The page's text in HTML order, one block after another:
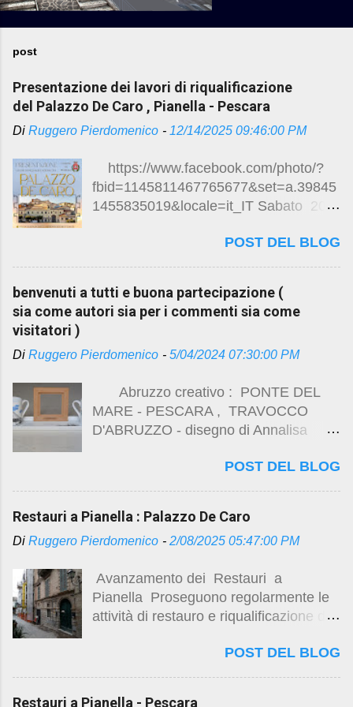
post
Presentazione dei lavori di riqualificazione
del Palazzo De Caro , Pianella - Pescara
Di Ruggero Pierdomenico - 12/14/2025 09:46:00 PM
https://www.facebook.com/photo/?
fbid=1145811467765677&set=a.39845
1455835019&locale=it_IT Sabato 20
Presentazione dei lavori di
riqualificazione del Palazzo De Caro
Visita guidata degli ambienti ristrutturati
Mostra fotografica “Ritorno alla Luce “
Esposizione targhe storiche Brindisi di
Lavori di completamento al palazzo De
di Palazzo De Caro :
https://studio.ruggeropierdomenicodott
magistralearchitettura.design/2024/12/r
https://studio.ruggeropierdomenicodott
magistralearchitettura.design/2025/02/r
estauri-pianella-palazzo-de-caro.html
magistralearchitettura.design/2025/03/r
2025.html
https://studio.ruggeropierdomenicodott
magistralearchitettura.design/2025/04/il
https://studio.ruggero...
POST DEL BLOG
benvenuti a tutti e buona partecipazione (
sia come autori sia per i commenti sia come
visitatori )
Di Ruggero Pierdomenico - 5/04/2024 07:30:00 PM
Abruzzo creativo : PONTE DEL
MARE - PESCARA , TRAVOCCO
D'ABRUZZO - disegno di Annalisa
di Ruggero Pierdomenico )POST DEL BLOG
Restauri a Pianella : Palazzo De Caro
Di Ruggero Pierdomenico - 2/08/2025 05:47:00 PM
Avanzamento dei Restauri a
Pianella Proseguono regolarmente le
attività di restauro e riqualificazione del
particolari complessità nella
risistemazione degli spazi interni . Per
POST DEL BLOG
Restauri a Pianella - Pescara